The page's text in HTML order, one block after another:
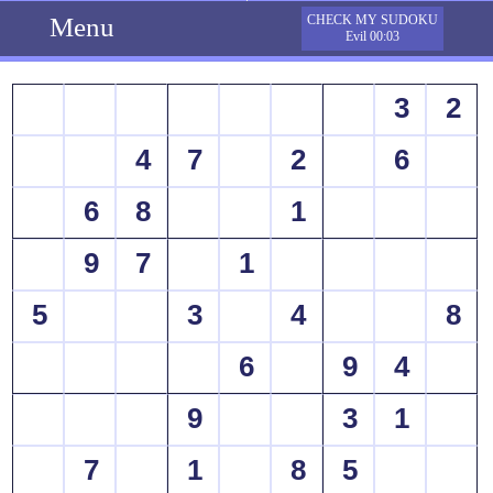
Menu
CHECK MY SUDOKU
Evil 00:03
3
2
4
7 2
6
6
8
1
9
7
1
5
3 4
8
6
9
4
9
3
1
7
1 8 5